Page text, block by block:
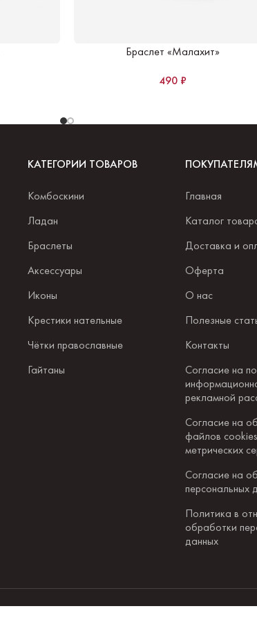
Браслет «Малахит»
490 ₽
КАТЕГОРИИ ТОВАРОВ
Комбоскини
Ладан
Браслеты
Аксессуары
Иконы
Крестики нательные
Чётки православные
Гайтаны
Главная
Каталог
Доставка и
Оферта
О нас
Полезные
Контакты
Согласие на
рекламной
Согласие на
файлов
метрических
Согласие на
персональных
Политика в
обработки
данных